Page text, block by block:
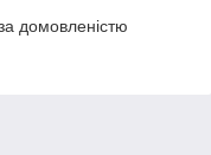
домовленістю